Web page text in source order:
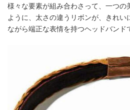
様々な要素が組み合わさって、一つの
ように、太さの違うリボンが、きれい
ながら端正な表情を持つヘッドバンド